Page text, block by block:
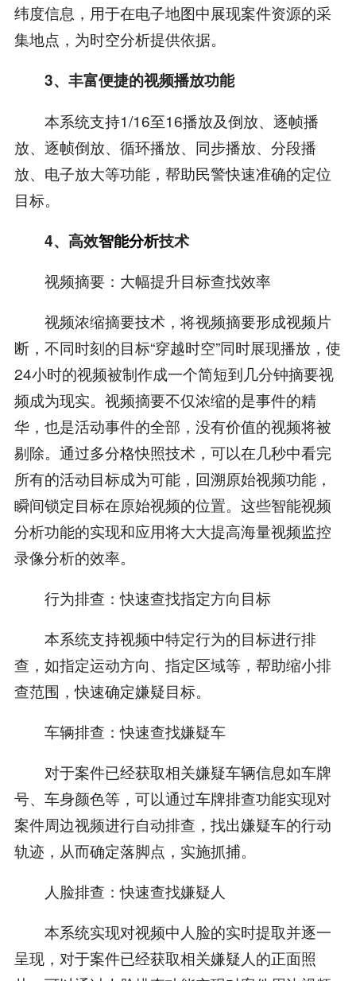
纬度信息，用于在电子地图中展现案件资源的采
集地点，为时空分析提供依据。
3、丰富便捷的视频播放功能
本系统支持1/16至16播放及倒放、逐帧播
放、逐帧倒放、循环播放、同步播放、分段播
放、电子放大等功能，帮助民警快速准确的定位
目标。
4、高效智能分析技术
视频摘要：大幅提升目标查找效率
视频浓缩摘要技术，将视频摘要形成视频片
断，不同时刻的目标“穿越时空”同时展现播放，使
24小时的视频被制作成一个简短到几分钟摘要视
频成为现实。视频摘要不仅浓缩的是事件的精
华，也是活动事件的全部，没有价值的视频将被
剔除。通过多分格快照技术，可以在几秒中看完
所有的活动目标成为可能，回溯原始视频功能，
瞬间锁定目标在原始视频的位置。这些智能视频
分析功能的实现和应用将大大提高海量视频监控
录像分析的效率。
行为排查：快速查找指定方向目标
本系统支持视频中特定行为的目标进行排
查，如指定运动方向、指定区域等，帮助缩小排
查范围，快速确定嫌疑目标。
车辆排查：快速查找嫌疑车
对于案件已经获取相关嫌疑车辆信息如车牌
号、车身颜色等，可以通过车牌排查功能实现对
案件周边视频进行自动排查，找出嫌疑车的行动
轨迹，从而确定落脚点，实施抓捕。
人脸排查：快速查找嫌疑人
本系统实现对视频中人脸的实时提取并逐一
呈现，对于案件已经获取相关嫌疑人的正面照